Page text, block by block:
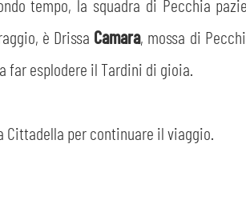
tempo, la squadra di Pecchia
è Drissa Camara, mossa di
far esplodere il Tardini di gioia.
per continuare il viaggio.